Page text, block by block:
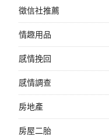
徵信社推薦
情趣用品
感情挽回
感情調查
房地產
房屋二胎